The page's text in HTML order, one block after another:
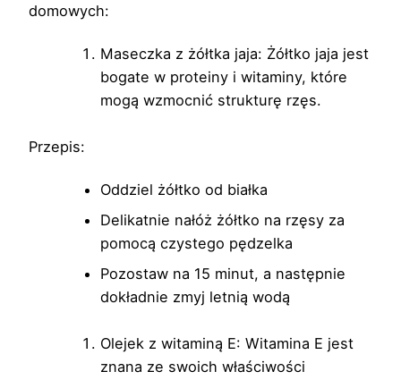
domowych:
Maseczka z żółtka jaja: Żółtko jaja jest
bogate w proteiny i witaminy, które
mogą wzmocnić strukturę rzęs.
Przepis:
Oddziel żółtko od białka
Delikatnie nałóż żółtko na rzęsy za
pomocą czystego pędzelka
Pozostaw na 15 minut, a następnie
dokładnie zmyj letnią wodą
Olejek z witaminą E: Witamina E jest
znana ze swoich właściwości